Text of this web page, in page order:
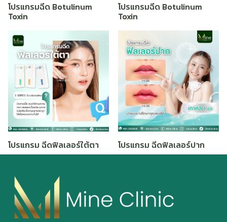
โปรแกรมฉีด Botulinum
Toxin
โปรแกรมฉีด Botulinum
Toxin
โปรแกรม ฉีดฟิลเลอร์ใต้ตา โปรแกรม ฉีดฟิลเลอร์ปาก